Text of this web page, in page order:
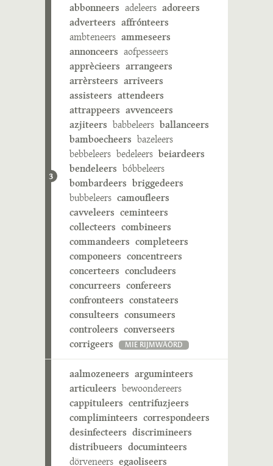
3
abbonneers adeleers adoreers
adverteers affrónteers
ambteneers ammeseers
annonceers aofpesseers
apprècieers arrangeers
arrèrsteers arriveers
assisteers attendeers
attrappeers avvenceers
azjiteers babbeleers ballanceers
bamboecheers bazeleers
bebbeleers bedeleers beiardeers
bendeleers bóbbeleers
bombardeers briggedeers
bubbeleers camoufleers
cavveleers ceminteers
collecteers combineers
commandeers completeers
componeers concentreers
concerteers concludeers
concurreers confereers
confronteers constateers
consulteers consumeers
controleers converseers
corrigeers
MIE RIJMWÄÖRD
aalmozeneers arguminteers
articuleers bewoondereers
cappituleers centrifuzjeers
compliminteers correspondeers
desinfecteers discrimineers
distribueers documinteers
dörveneers egaoliseers